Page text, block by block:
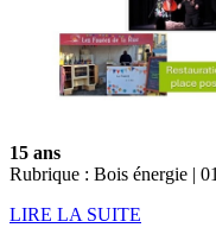
15 ans
Rubrique : Bois énergie |
LIRE LA SUITE